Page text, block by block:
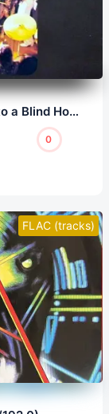
Faces - A Nod Is as Good as a Wink... to a Blind Horse (LP, 24/96.0)
0
FLAC (tracks)